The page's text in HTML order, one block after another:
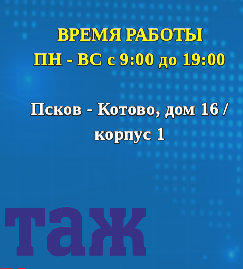
ВРЕМЯ РАБОТЫ
ПН - ВС с 9:00 до 19:00
Псков - Котово, дом 16 /
корпус 1